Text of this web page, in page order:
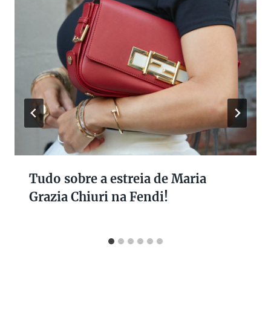
Tudo sobre a estreia de Maria
Grazia Chiuri na Fendi!